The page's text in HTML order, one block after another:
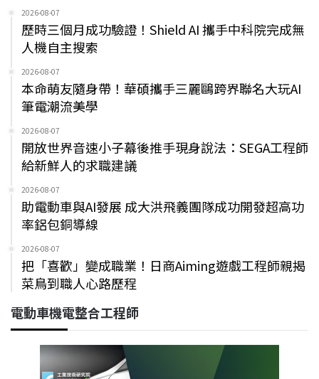
2026-08-07
歷時三個月成功驗證！Shield AI 攜手中科院完成無
人機自主搜索
2026-08-07
本命萌友隨身帶！華碩攜手三麗鷗跨界聯名大玩AI
筆電潮流美學
2026-08-07
開放世界音速小子幕後推手現身說法：SEGA工程師
給新鮮人的求職建議
2026-08-07
助電動車與AI發展 成大洪飛義團隊成功開發超高功
率鋁包銅導線
2026-08-07
把「喜歡」變成職業！日商Aiming遊戲工程師親揭
菜鳥到職人心路歷程
電動車機電整合工程師